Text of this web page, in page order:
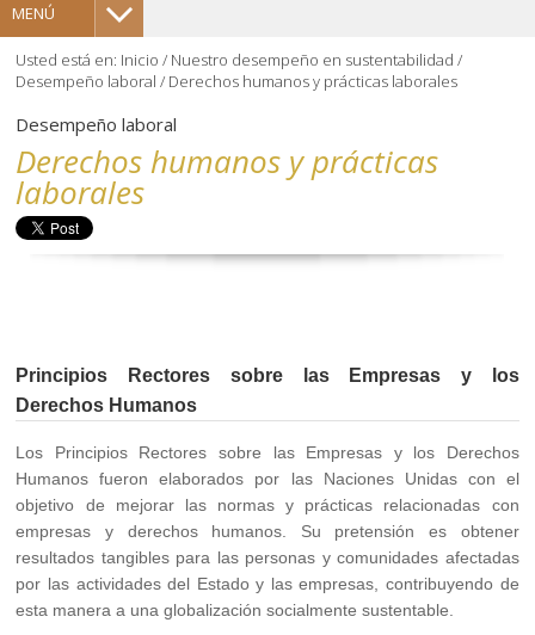
MENÚ
Usted está en: Inicio / Nuestro desempeño en sustentabilidad /
Desempeño laboral / Derechos humanos y prácticas laborales
Desempeño laboral
Derechos humanos y prácticas
laborales
Principios Rectores sobre las Empresas y los
Derechos Humanos
Los Principios Rectores sobre las Empresas y los Derechos
Humanos fueron elaborados por las Naciones Unidas con el
objetivo de mejorar las normas y prácticas relacionadas con
empresas y derechos humanos. Su pretensión es obtener
resultados tangibles para las personas y comunidades afectadas
por las actividades del Estado y las empresas, contribuyendo de
esta manera a una globalización socialmente sustentable.